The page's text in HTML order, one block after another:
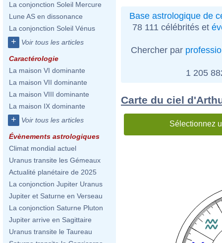
La conjonction Soleil Mercure
Lune AS en dissonance
La conjonction Soleil Vénus
+ Voir tous les articles
Caractérologie
La maison VI dominante
La maison VII dominante
La maison VIII dominante
La maison IX dominante
+ Voir tous les articles
Évènements astrologiques
Climat mondial actuel
Uranus transite les Gémeaux
Actualité planétaire de 2025
La conjonction Jupiter Uranus
Jupiter et Saturne en Verseau
La conjonction Saturne Pluton
Jupiter arrive en Sagittaire
Uranus transite le Taureau
Base astrologique de
78 111 célébrités et
Chercher par
1 205
Carte du ciel
Sélectionnez